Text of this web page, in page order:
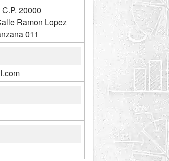
20000
Ramon Lopez
011